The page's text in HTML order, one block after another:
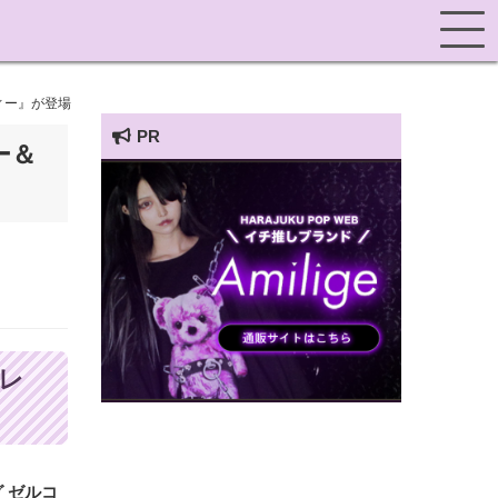
ー』が登場
＆
ゼルコ
PR
HARAJUKU POP TV